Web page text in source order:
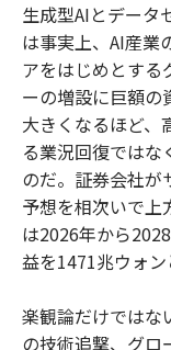
生成型AIとデータ
は事実上、AI産業
アをはじめとする
ーの増設に巨額の
大きくなるほど、
る業況回復ではな
のだ。証券会社が
予想を相次いで上
は2026年から
益を1471兆ウォン
楽観論だけではな
の技術追撃、グロ